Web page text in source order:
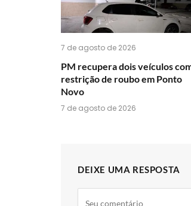
7 de agosto de 2026
PM recupera dois veículos
restrição de roubo em Ponto
Novo
7 de agosto de 2026
DEIXE UMA RESPOSTA